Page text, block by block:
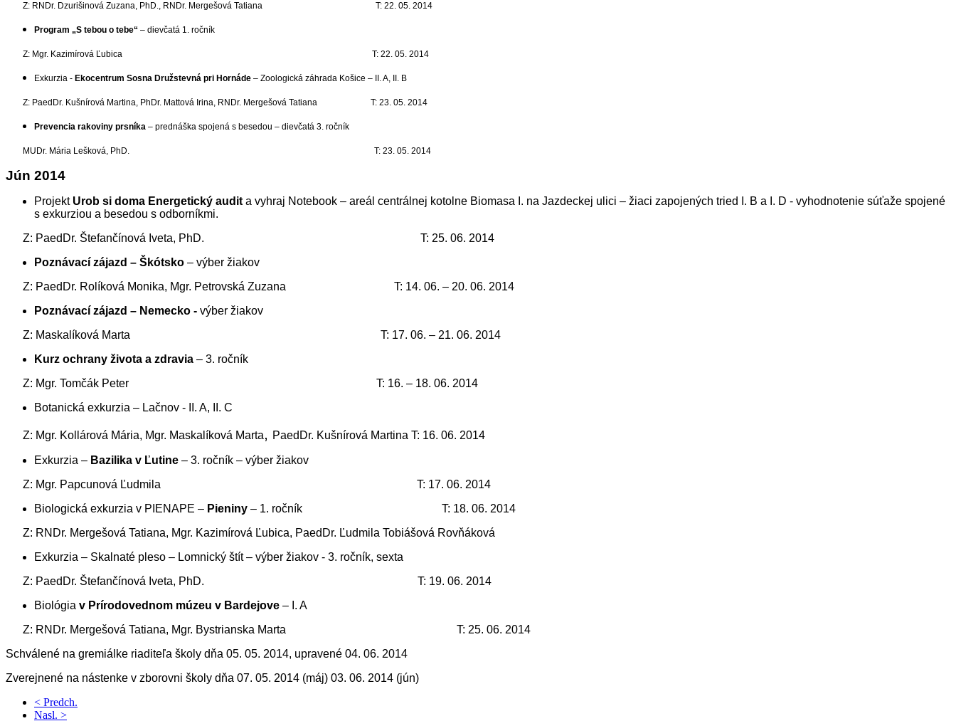
Z: RNDr. Dzurišinová Zuzana, PhD., RNDr. Mergešová Tatiana T: 22. 05. 2014
Program „S tebou o tebe“ – dievčatá 1. ročník
Z: Mgr. Kazimírová Ľubica T: 22. 05. 2014
Exkurzia - Ekocentrum Sosna Družstevná pri Hornáde – Zoologická záhrada Košice – II. A, II. B
Z: PaedDr. Kušnírová Martina, PhDr. Mattová Irina, RNDr. Mergešová Tatiana T: 23. 05. 2014
Prevencia rakoviny prsníka – prednáška spojená s besedou – dievčatá 3. ročník
MUDr. Mária Lešková, PhD. T: 23. 05. 2014
Jún 2014
ProjektUrob si doma Energetický audita vyhraj Notebook – areál centrálnej kotolne Biomasa I. na Jazdeckej ulici – žiaci zapojených tried I. B a I. D - vyhodnotenie súťaže spojené
s exkurziou a besedou s odborníkmi.
Z: PaedDr. Štefančínová Iveta, PhD.
T: 25. 06. 2014
Poznávací zájazd – Škótsko – výber žiakov
Z: PaedDr. Rolíková Monika, Mgr. Petrovská Zuzana
T: 14. 06. – 20. 06. 2014
Poznávací zájazd – Nemecko - výber žiakov
Z: Maskalíková Marta
T: 17. 06. – 21. 06. 2014
Kurz ochrany života a zdravia – 3. ročník
Z: Mgr. Tomčák Peter
T: 16. – 18. 06. 2014
Botanická exkurzia – Lačnov - II. A, II. C
Z: Mgr. Kollárová Mária, Mgr. Maskalíková Marta, PaedDr. Kušnírová Martina T: 16. 06. 2014
Exkurzia – Bazilika v Ľutine – 3. ročník – výber žiakov
Z: Mgr. Papcunová Ľudmila
T: 17. 06. 2014
Biologická exkurzia v PIENAPE – Pieniny – 1. ročník
T: 18. 06. 2014
Z: RNDr. Mergešová Tatiana, Mgr. Kazimírová Ľubica, PaedDr. Ľudmila Tobiášová Rovňáková
Exkurzia – Skalnaté pleso – Lomnický štít – výber žiakov - 3. ročník, sexta
Z: PaedDr. Štefančínová Iveta, PhD.
T: 19. 06. 2014
Biológia v Prírodovednom múzeu v Bardejove – I. A
Z: RNDr. Mergešová Tatiana, Mgr. Bystrianska Marta
T: 25. 06. 2014
Schválené na gremiálke riaditeľa školy dňa 05. 05. 2014, upravené 04. 06. 2014
Zverejnené na nástenke v zborovni školy dňa 07. 05. 2014 (máj) 03. 06. 2014 (jún)
< Predch.
Nasl. >